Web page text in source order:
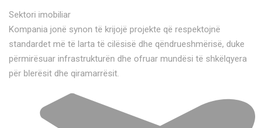
Sektori imobiliar
Kompania jonë synon të krijojë projekte që respektojnë
standardet më të larta të cilësisë dhe qëndrueshmërisë, duke
përmirësuar infrastrukturën dhe ofruar mundësi të shkëlqyera
për blerësit dhe qiramarrësit.